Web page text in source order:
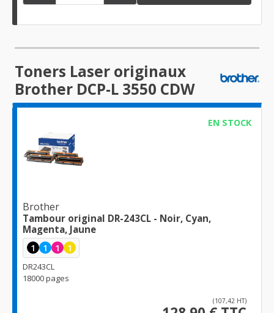
Toners Laser originaux
Brother DCP-L 3550 CDW
EN STOCK
Brother
Tambour original DR-243CL - Noir, Cyan,
Magenta, Jaune
1 1 1 1
DR243CL
18000 pages
(107,42 HT)